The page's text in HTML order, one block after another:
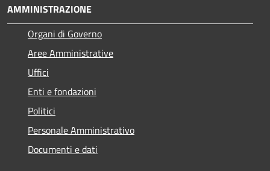
AMMINISTRAZIONE
Organi di Governo
Aree Amministrative
Uffici
Enti e fondazioni
Politici
Personale Amministrativo
Documenti e dati